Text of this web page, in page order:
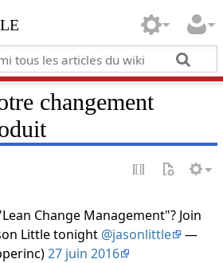
changement
Change Management"? Join
Little tonight @jasonlittle
—
27 juin 2016